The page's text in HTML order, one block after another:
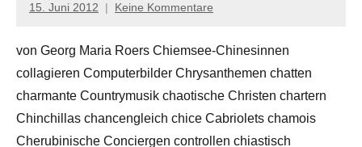
15. Juni 2012
Anton
Leitner
Keine Kommentare
von Georg Maria Roers Chiemsee-Chinesinnen
collagieren Computerbilder Chrysanthemen chatten
charmante Countrymusik chaotische Christen chartern
Chinchillas chancengleich chice Cabriolets chamois
Cherubinische Conciergen controllen chiastisch